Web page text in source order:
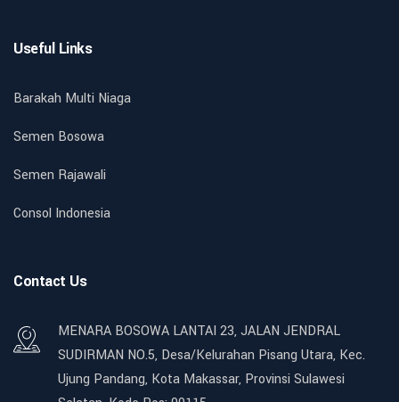
Useful Links
Barakah Multi Niaga
Semen Bosowa
Semen Rajawali
Consol Indonesia
Contact Us
MENARA BOSOWA LANTAI 23, JALAN JENDRAL
SUDIRMAN NO.5, Desa/Kelurahan Pisang Utara, Kec.
Ujung Pandang, Kota Makassar, Provinsi Sulawesi